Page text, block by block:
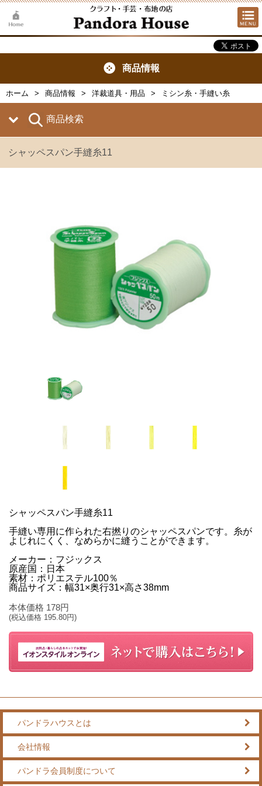
商品情報
ホーム 商品情報 洋裁道具・用品 ミシン糸・手縫い糸
商品検索
シャッペスパン手縫糸11
シャッペスパン手縫糸11
手縫い専用に作られた右撚りのシャッペスパンです。糸が
よじれにくく、なめらかに縫うことができます。
メーカー：フジックス
原産国：日本
素材：ポリエステル100％
商品サイズ：幅31×奥行31×高さ38mm
本体価格 178円
(税込価格 195.80円)
パンドラハウスとは
会社情報
パンドラ会員制度について